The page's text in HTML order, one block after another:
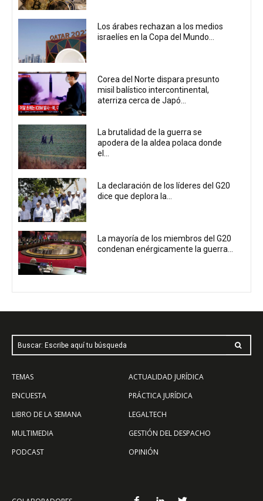
Los árabes rechazan a los medios
israelíes en la Copa del Mundo...
Corea del Norte dispara presunto
misil balístico intercontinental,
aterriza cerca de Japó...
La brutalidad de la guerra se
apodera de la aldea polaca donde
el...
La declaración de los líderes del G20
dice que deplora la...
La mayoría de los miembros del G20
condenan enérgicamente la guerra...
Buscar: Escribe aquí tu búsqueda
TEMAS
ENCUESTA
LIBRO DE LA SEMANA
MULTIMEDIA
PODCAST
ACTUALIDAD JURÍDICA
PRÁCTICA JURÍDICA
LEGALTECH
GESTIÓN DEL DESPACHO
OPINIÓN